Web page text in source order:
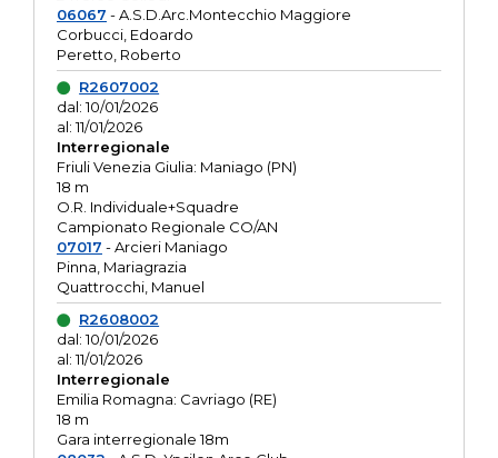
06067 - A.S.D.Arc.Montecchio Maggiore
Corbucci, Edoardo
Peretto, Roberto
R2607002
dal: 10/01/2026
al: 11/01/2026
Interregionale
Friuli Venezia Giulia: Maniago (PN)
18 m
O.R. Individuale+Squadre
Campionato Regionale CO/AN
07017 - Arcieri Maniago
Pinna, Mariagrazia
Quattrocchi, Manuel
R2608002
dal: 10/01/2026
al: 11/01/2026
Interregionale
Emilia Romagna: Cavriago (RE)
18 m
Gara interregionale 18m